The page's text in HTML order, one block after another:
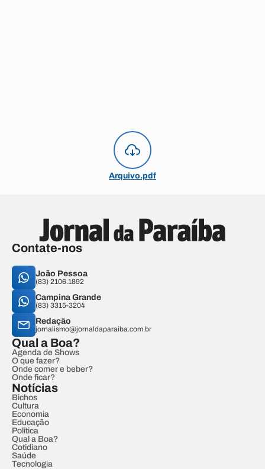
Arquivo.pdf
Contate-nos
João Pessoa
(83) 2106.1892
Campina Grande
(83) 3315-3204
Redação
jornalismo@jornaldaparaiba.com.br
Qual a Boa?
Agenda de Shows
O que fazer?
Onde comer e beber?
Onde ficar?
Notícias
Bichos
Cultura
Economia
Educação
Política
Qual a Boa?
Cotidiano
Saúde
Tecnologia